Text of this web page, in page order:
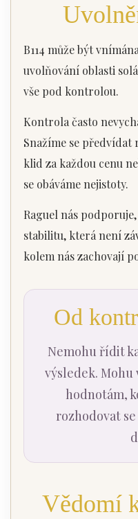
B114 může být
uvolňování oblasti
vše pod kontrolou.
Kontrola často
Snažíme se
klid za každou cenu
se obáváme nejistoty.
Raguel nás
stabilitu, která není
kolem nás zachovají
Od
Nemohu řídit
výsledek. Mohu
hodnotám,
rozhodovat
Vědomí